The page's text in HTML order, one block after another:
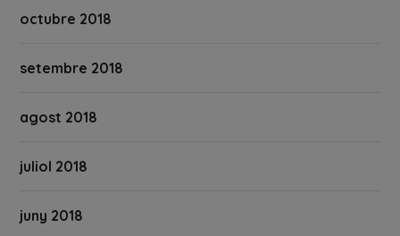
octubre 2018
setembre 2018
agost 2018
juliol 2018
juny 2018